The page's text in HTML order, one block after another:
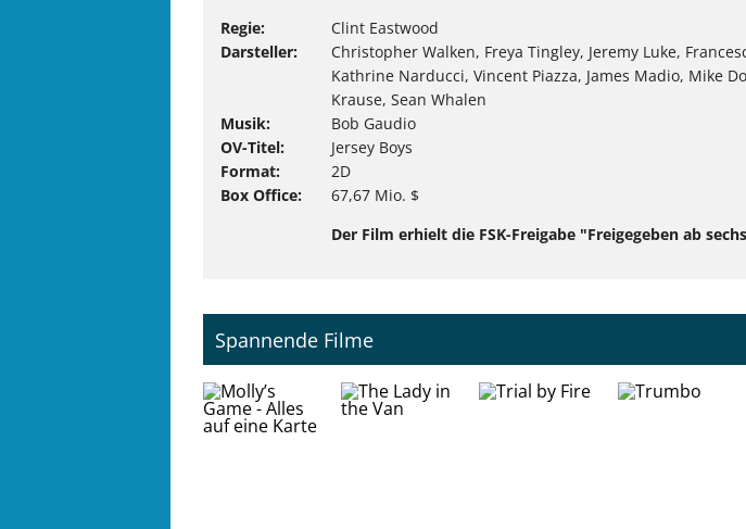
Regie
Clint Eastwood
Darsteller
Christopher Walken, Freya Tingley, Jeremy Luke,
Kathrine Narducci, Vincent Piazza, James Madio, Mike
Krause, Sean Whalen
Musik
Bob Gaudio
OV-Titel
Jersey Boys
Format
2D
Box Office
67,67 Mio. $
Der Film erhielt die FSK-Freigabe "Freigegeben ab
Spannende Filme